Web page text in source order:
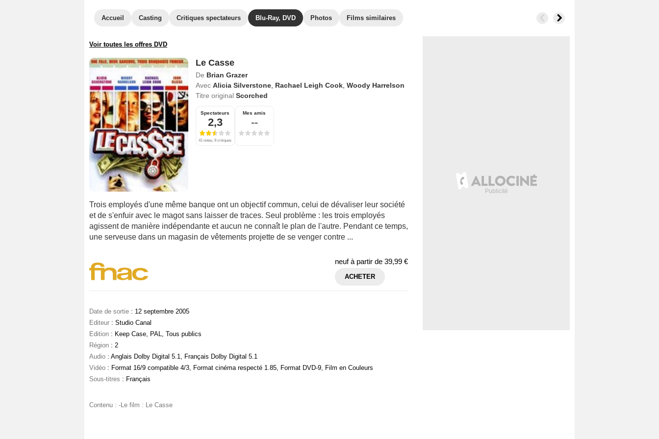
Accueil Casting Critiques spectateurs Blu-Ray, DVD Photos Films similaires
Voir toutes les offres DVD
Le Casse
De Brian Grazer
Avec Alicia Silverstone, Rachael Leigh Cook, Woody Harrelson
Titre original Scorched
Spectateurs
2,3
41 notes, 9 critiques
Mes amis
--
Trois employés d'une même banque ont un objectif commun, celui de dévaliser leur société
et de s'enfuir avec le magot sans laisser de traces. Seul problème : les trois employés
agissent de manière indépendante et aucun ne connaît le plan de l'autre. Pendant ce temps,
une serveuse dans un magasin de vêtements projette de se venger contre ...
neuf à partir de 39,99 €
ACHETER
Date de sortie : 12 septembre 2005
Editeur : Studio Canal
Edition : Keep Case, PAL, Tous publics
Région : 2
Audio : Anglais Dolby Digital 5.1, Français Dolby Digital 5.1
Vidéo : Format 16/9 compatible 4/3, Format cinéma respecté 1.85, Format DVD-9, Film en Couleurs
Sous-titres : Français
Contenu : -Le film : Le Casse